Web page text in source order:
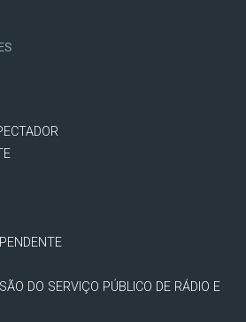
DO SERVIÇO PÚBLICO DE RÁDIO E